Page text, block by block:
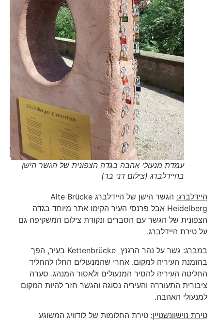
עמדת מנעולי אהבה בגדה הצפונית של הגשר הישן
בהיידלברג (צילום דני בר)
היידלברג:
הגשר הישן של היידלברג Alte Brücke
Heidelberg אבל פרנסי העיר הקימו אתר מיוחד בגדה
הצפונית של הגשר עם הסברים ונקודת צילום המשקיפה גם
על טירת היידלברג.
במברג
: גשר על נהר הרגנץ Kettenbrücke בעיר, הפך
בהזמנת העיריה למקום. אחרי שהמנעולים החלו להחליד
החליטה העיריה להסיר המנעולים ולאסור המנהג. סערה
ציבורית התעוררה והעיריה נסוגה והגשר חזר להיות המקום
למנעולי האהבה.
טירת נוישוונשטיין:טירת החלומות של לודוויג המשוגע